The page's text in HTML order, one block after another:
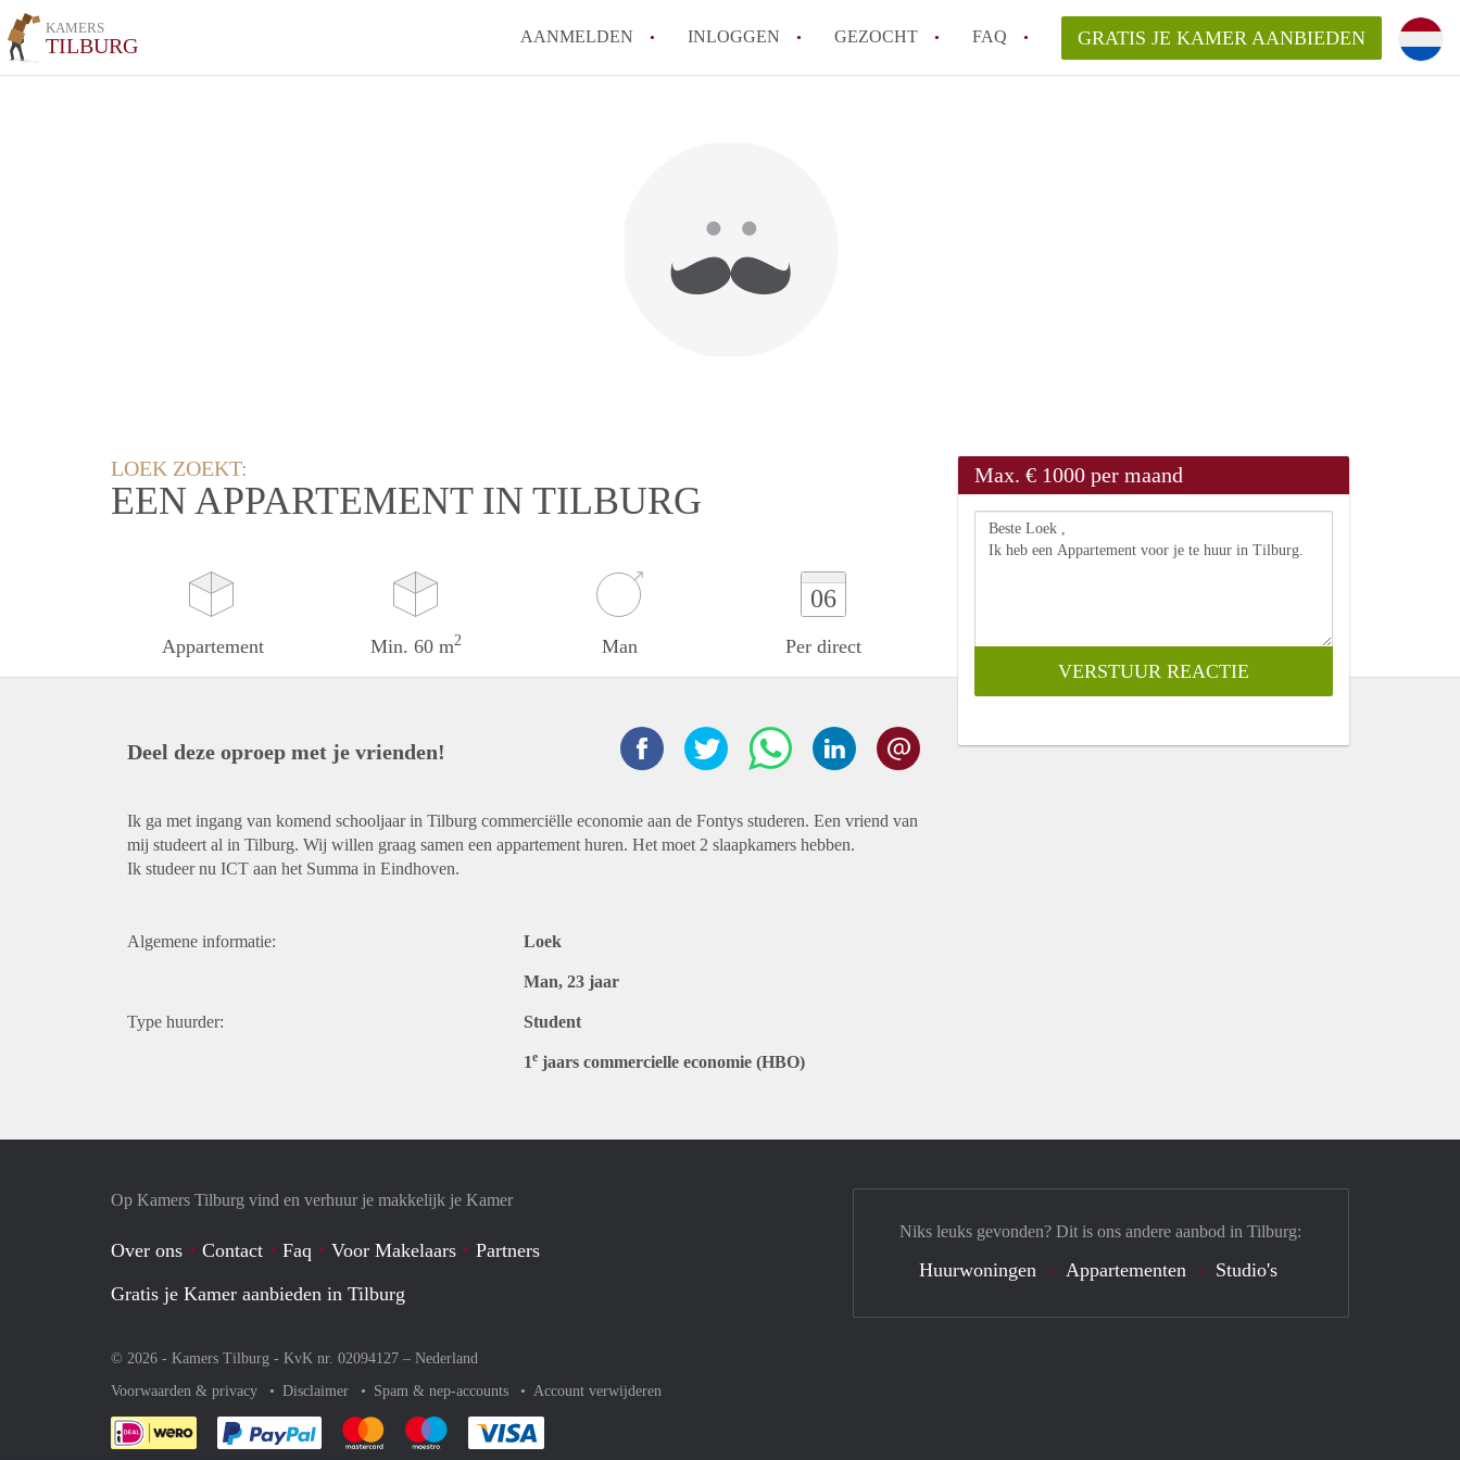
KAMERS
TILBURG AANMELDEN INLOGGEN GEZOCHT FAQ
Alle veelgestelde vragen
GRATIS JE KAMER AANBIEDEN
LOEK ZOEKT:
EEN APPARTEMENT IN TILBURG
Appartement Min. 60 m2 Man
06
Per direct
Max. € 1000 per maand
Deel deze oproep met je vrienden!
Ik ga met ingang van komend schooljaar in Tilburg commerciëlle economie aan de Fontys studeren. Een vriend van
mij studeert al in Tilburg. Wij willen graag samen een appartement huren. Het moet 2 slaapkamers hebben.
Ik studeer nu ICT aan het Summa in Eindhoven.
Algemene informatie: Loek
Man, 23 jaar
Type huurder: Student
1e jaars commercielle economie (HBO)
Op Kamers Tilburg vind en verhuur je makkelijk je Kamer
Over ons Contact Faq Voor Makelaars
Partners
Gratis je Kamer aanbieden in Tilburg
© 2026 - Kamers Tilburg - KvK nr. 02094127 – Nederland
Voorwaarden & privacy
Disclaimer Spam & nep-accounts Account verwijderen
Je rekent gemakkelijk af met Paypal
Je rekent gemakkelijk af met Mastercard
Je rekent gemakkelijk af met Meastro
Niks leuks gevonden? Dit is ons andere aanbod in Tilburg:
Huurwoningen Appartementen Studio's